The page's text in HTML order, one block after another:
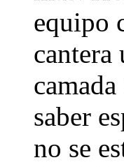
equipo
cantera
saber
no se